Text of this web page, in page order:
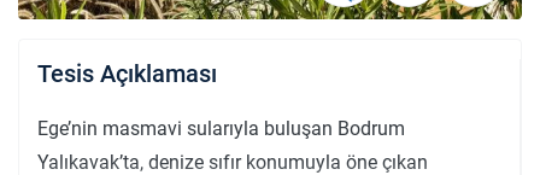
Tesis Açıklaması
Ege’nin masmavi sularıyla buluşan Bodrum
Yalıkavak’ta, denize sıfır konumuyla öne çıkan